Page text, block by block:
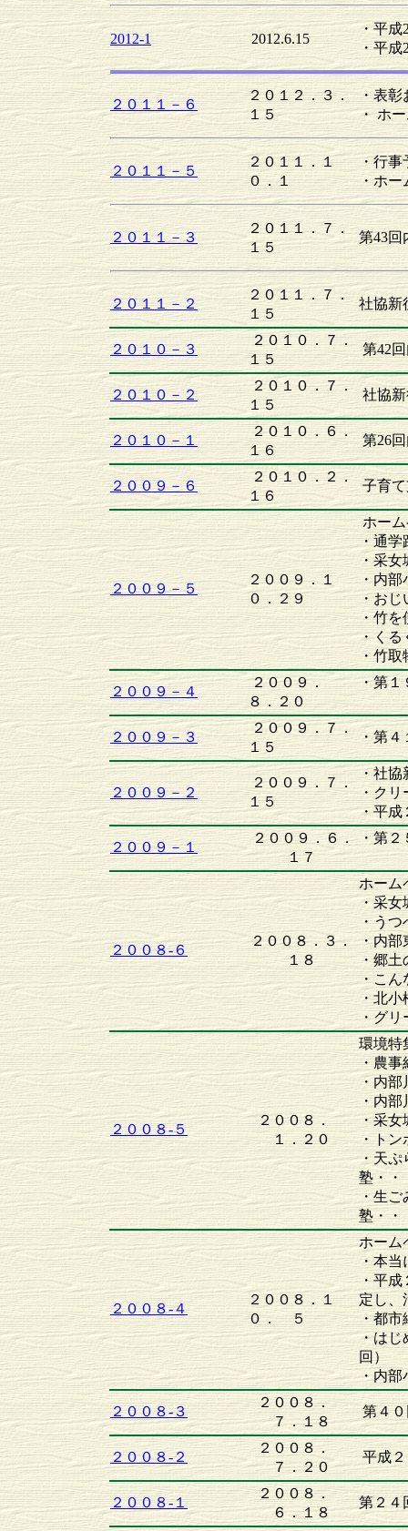
2012-1 2012.6.15
・平成
・平成
２０１１－６
２０１２．３．
１５
・表彰
・ ホ
２０１１－５
２０１１．１
０．１
・行事
・ホー
２０１１－３
２０１１．７．
１５
第43回
２０１１－２
２０１１．７．
１５
社協新
２０１０－３
２０１０．７．
１５
第42回
２０１０－２
２０１０．７．
１５
社協新
２０１０－１
２０１０．６．
１６
第26
２００９－６
２０１０．２．
１６
子育て
２００９－５
２００９．１
０．２９
ホーム
・通学
・采女
・内部
・おじ
・竹を
・くる
・竹取
２００９－４
２００９．
８．２０
・第１
参
２００９－３
２００９．７．
１５
・第
２００９－２
２００９．７．
１５
・社協
・ク
・平成
２００９－１
２００９．６．
１７
・第２
クリ
２００８-６
２００８．３．
１８
ホーム
・采女
・うつ
・内部
・郷土
・こん
・北小
・グリ
２００８-５
２００８．
１．２０
環境特
・農事
・内部
・内部
・采女
・トン
・天ぷ
塾・・
・生ご
塾・・
２００８-４
２００８．１
０． ５
ホーム
・本
・平成
定し
・都市
・はじ
回）
・内部
２００８-３
２００８．
７．１８
第４０
２００８-２
２００８．
７．２０
平成２
２００８-１
２００８．
６．１８
第２４